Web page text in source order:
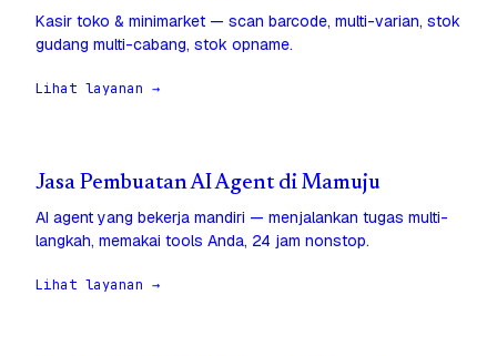
Kasir toko & minimarket — scan barcode, multi-varian, stok
gudang multi-cabang, stok opname.
Lihat layanan →
Jasa Pembuatan AI Agent di Mamuju
AI agent yang bekerja mandiri — menjalankan tugas multi-
langkah, memakai tools Anda, 24 jam nonstop.
Lihat layanan →